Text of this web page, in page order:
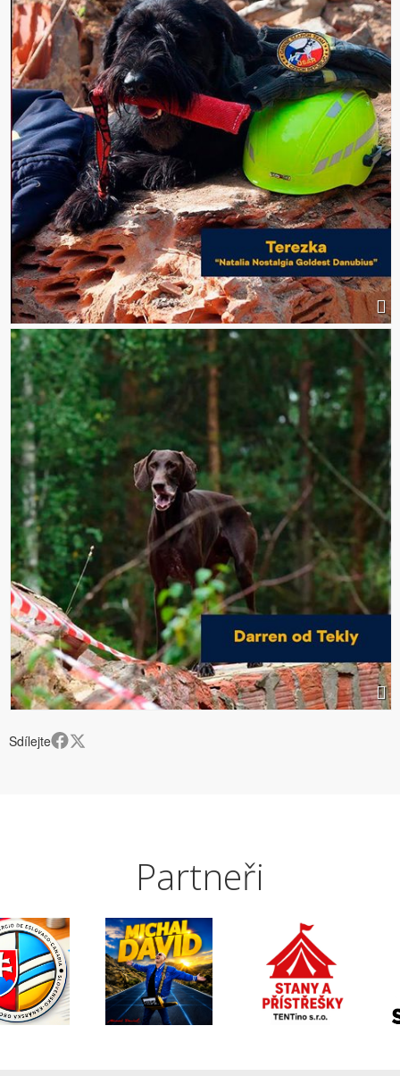
Sdílejte
Partneři